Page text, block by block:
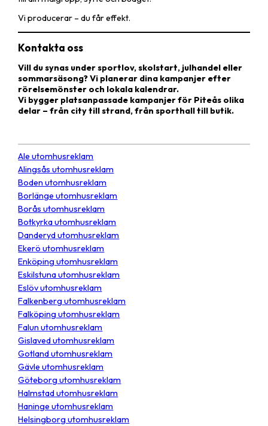
Vi producerar – du får effekt.
Kontakta oss
Vill du synas under sportlov, skolstart, julhandel eller
sommarsäsong? Vi planerar dina kampanjer efter
rörelsemönster och lokala kalendrar.
Vi bygger platsanpassade kampanjer för Piteås olika
delar – från city till strand, från sporthall till butik.
Ale utomhusreklam
Alingsås utomhusreklam
Boden utomhusreklam
Borlänge utomhusreklam
Borås utomhusreklam
Botkyrka utomhusreklam
Danderyd utomhusreklam
Ekerö utomhusreklam
Enköping utomhusreklam
Eskilstuna utomhusreklam
Eslöv utomhusreklam
Falkenberg utomhusreklam
Falköping utomhusreklam
Falun utomhusreklam
Gislaved utomhusreklam
Gotland utomhusreklam
Gävle utomhusreklam
Göteborg utomhusreklam
Halmstad utomhusreklam
Haninge utomhusreklam
Helsingborg utomhusreklam